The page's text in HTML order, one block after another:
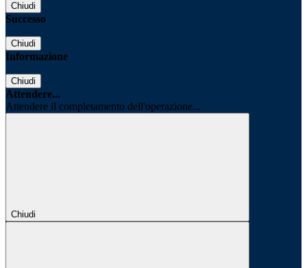
Chiudi
Successo
Chiudi
Informazione
Chiudi
Attendere...
Attendere il completamento dell'operazione...
Chiudi